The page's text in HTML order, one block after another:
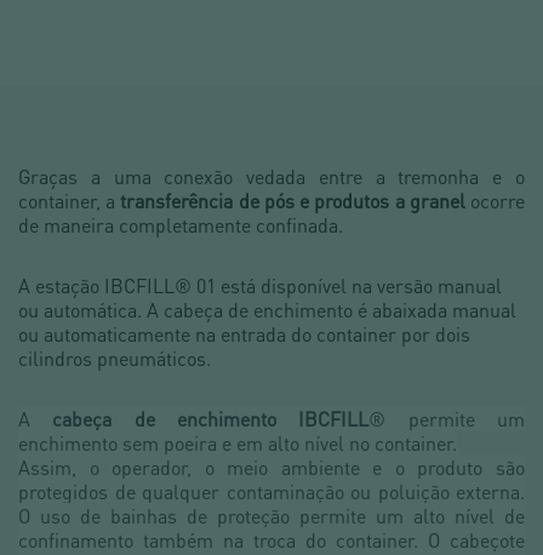
Graças a uma conexão vedada entre a tremonha e o
container, a transferência de pós e produtos a granelocorre
de maneira completamente confinada.
A estação IBCFILL® 01 está disponível na versão manual
ou automática. A cabeça de enchimento é abaixada manual
ou automaticamente na entrada do container por dois
cilindros pneumáticos.
A cabeça de enchimento IBCFILL® permite um
enchimento sem poeira e em alto nível no container.
Assim, o operador, o meio ambiente e o produto são
protegidos de qualquer contaminação ou poluição externa.
O uso de bainhas de proteção permite um alto nível de
confinamento também na troca do container. O cabeçote